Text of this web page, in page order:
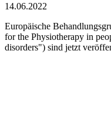
14.06.2022
Europäische
for the Physiotherapy in
disorders") sind jetzt